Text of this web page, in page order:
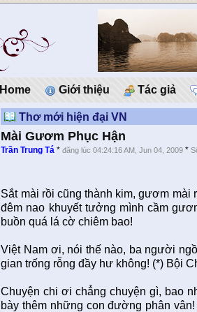
Home Giới thiệu Tác giả
Thơ mới hiện đại VN
Mài Gươm Phục Hận
Trần Trung Tá *đăng lúc 04:24:16 AM, Jun 04, 2009 *
Sắt mài rồi cũng thành kim, gươm mài
đêm nao khuyết tưởng mình cầm
buồn quá lá cờ chiêm bao!
Việt Nam ơi, nói thế nào, ba người
gian trống rỗng đầy hư không! (*) Bội
Chuyện chi ơi chẳng chuyện gì, bao
bày thêm những con đường phân